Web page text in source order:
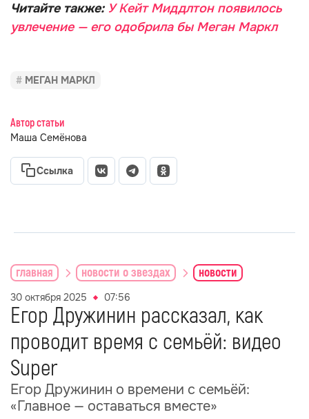
Читайте также: У Кейт Миддлтон появилось
увлечение — его одобрила бы Меган Маркл
МЕГАН МАРКЛ
Автор статьи
Маша Семёнова
Ссылка
главная новости о звездах новости
30 октября 2025 07:56
Егор Дружинин рассказал, как
проводит время с семьёй: видео
Super
Егор Дружинин о времени с семьёй:
«Главное — оставаться вместе»